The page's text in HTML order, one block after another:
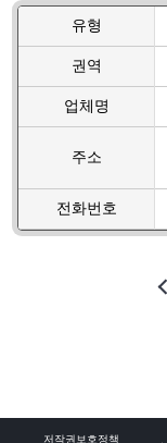
유형
권역
업체명
주소
전화번호
저작권보호정책